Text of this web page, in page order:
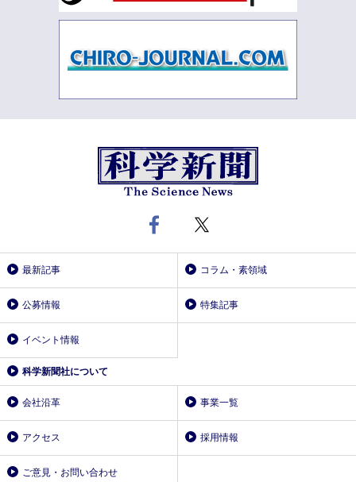
最新記事 コラム・素領域
公募情報 特集記事
イベント情報
科学新聞社について
会社沿革 事業一覧
アクセス 採用情報
ご意見・お問い合わせ